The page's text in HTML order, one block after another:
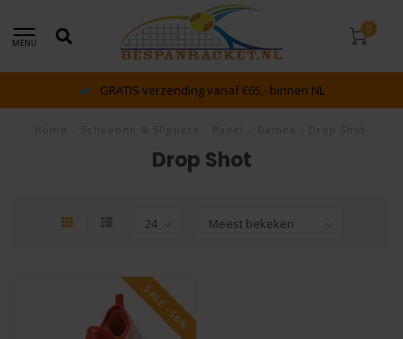
MENU
0
GRATIS verzending vanaf €65,- binnen NL
Drop Shot
SALE -56%